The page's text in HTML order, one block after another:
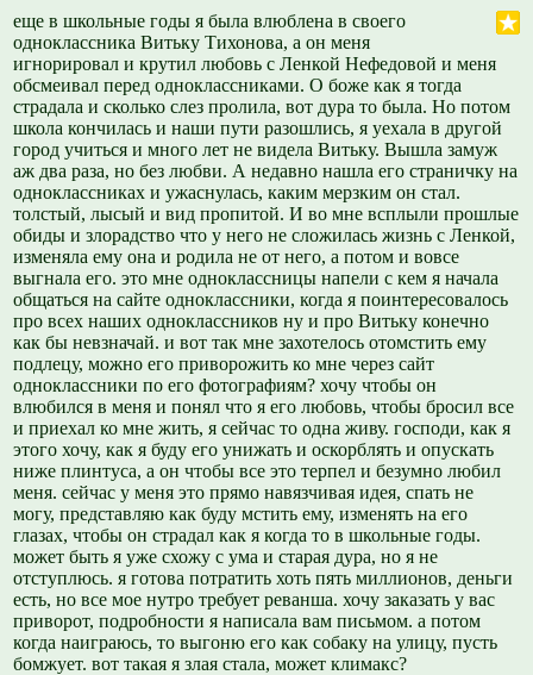
еще в школьные годы я была влюблена в своего
одноклассника Витьку Тихонова, а он меня
игнорировал и крутил любовь с Ленкой Нефедовой и меня
обсмеивал перед одноклассниками. О боже как я тогда
страдала и сколько слез пролила, вот дура то была. Но потом
школа кончилась и наши пути разошлись, я уехала в другой
город учиться и много лет не видела Витьку. Вышла замуж
аж два раза, но без любви. А недавно нашла его страничку на
одноклассниках и ужаснулась, каким мерзким он стал.
толстый, лысый и вид пропитой. И во мне всплыли прошлые
обиды и злорадство что у него не сложилась жизнь с Ленкой,
изменяла ему она и родила не от него, а потом и вовсе
выгнала его. это мне одноклассницы напели с кем я начала
общаться на сайте одноклассники, когда я поинтересовалось
про всех наших одноклассников ну и про Витьку конечно
как бы невзначай. и вот так мне захотелось отомстить ему
подлецу, можно его приворожить ко мне через сайт
одноклассники по его фотографиям? хочу чтобы он
влюбился в меня и понял что я его любовь, чтобы бросил все
и приехал ко мне жить, я сейчас то одна живу. господи, как я
этого хочу, как я буду его унижать и оскорблять и опускать
ниже плинтуса, а он чтобы все это терпел и безумно любил
меня. сейчас у меня это прямо навязчивая идея, спать не
могу, представляю как буду мстить ему, изменять на его
глазах, чтобы он страдал как я когда то в школьные годы.
может быть я уже схожу с ума и старая дура, но я не
отступлюсь. я готова потратить хоть пять миллионов, деньги
есть, но все мое нутро требует реванша. хочу заказать у вас
приворот, подробности я написала вам письмом. а потом
когда наиграюсь, то выгоню его как собаку на улицу, пусть
бомжует. вот такая я злая стала, может климакс?